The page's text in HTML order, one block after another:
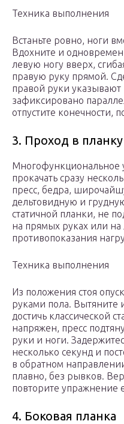
Техника выполнения
Встаньте ровно, ноги
Вдохните и
левую ногу вверх,
правую руку прямой.
правой руки указывают
зафиксировано
отпустите конечности,
3. Проход в планку
Многофункциональное
прокачать сразу
пресс, бедра,
дельтовидную и
статичной планки, не
на прямых руках или на
противопоказания
Техника выполнения
Из положения стоя
руками пола. Вытяните
достичь классической
напряжен, пресс
руки и ноги.
несколько секунд и
в обратном
плавно, без рывков.
повторите упражнение
4. Боковая планка